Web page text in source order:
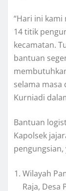
“Hari ini
14 titik
kecamatan.
bantuan
selama masa
Kurniadi
Bantuan
Kapolsek
Wilayah
Raja, Desa